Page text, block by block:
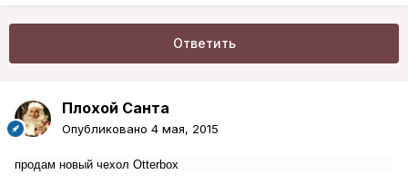
Ответить
Плохой Санта
Опубликовано 4 мая, 2015
продам новый чехол Otterbox